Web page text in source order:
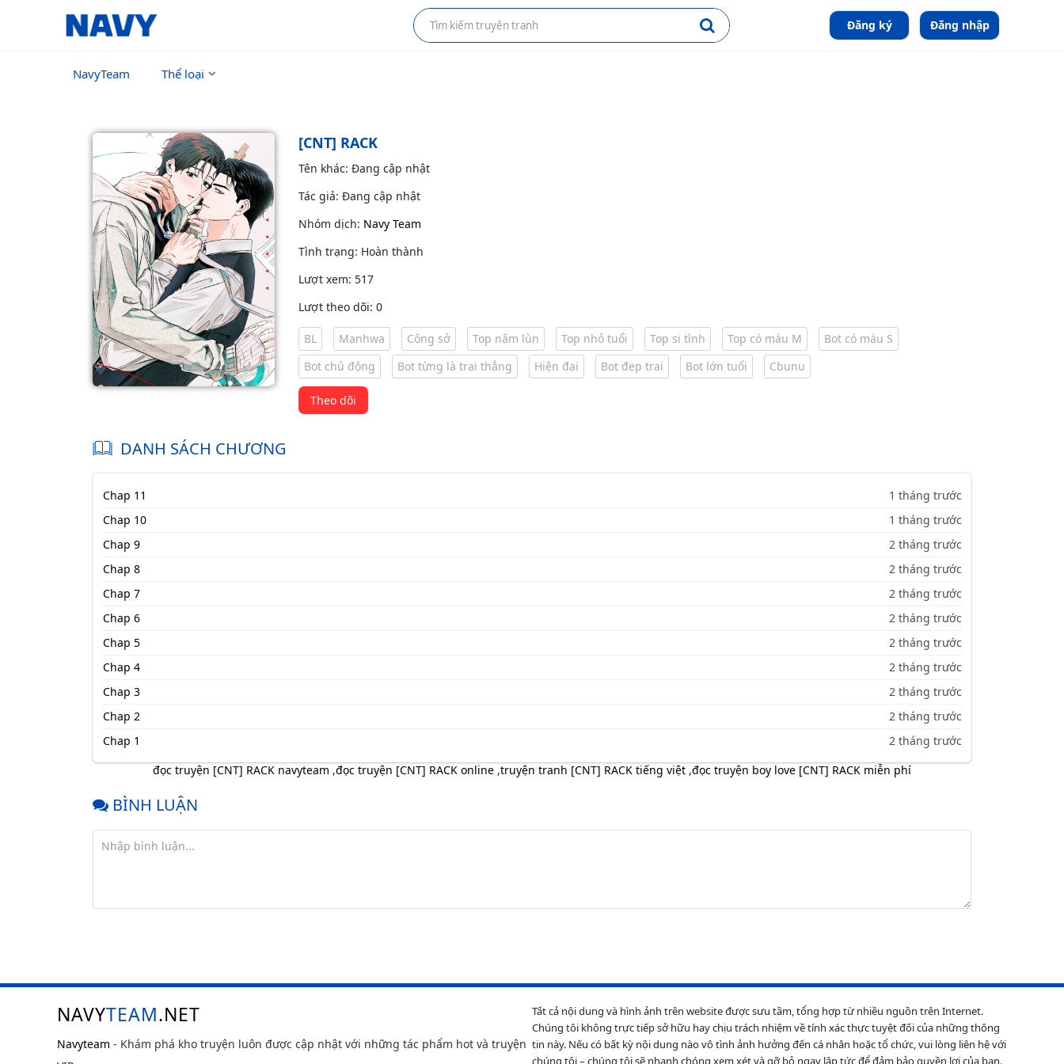
Đăng ký Đăng nhập
NavyTeam Thể loại
[CNT] RACK
Tên khác: Đang cập nhật
Tác giả: Đang cập nhật
Nhóm dịch: Navy Team
Tình trạng: Hoàn thành
Lượt xem: 517
Lượt theo dõi: 0
BL Manhwa Công sở Top nấm lùn Top nhỏ tuổi Top si tình Top có máu M
Bot có máu S
Bot chủ động
Bot từng là trai thẳng Hiện đại Bot đẹp trai Bot lớn tuổi Cbunu
Theo dõi
DANH SÁCH CHƯƠNG
Chap 11
1 tháng trước
Chap 10
1 tháng trước
Chap 9
2 tháng trước
Chap 8
2 tháng trước
Chap 7
2 tháng trước
Chap 6
2 tháng trước
Chap 5
2 tháng trước
Chap 4
2 tháng trước
Chap 3
2 tháng trước
Chap 2
2 tháng trước
Chap 1
2 tháng trước
đọc truyện [CNT] RACK navyteam ,đọc truyện [CNT] RACK online ,truyện tranh [CNT] RACK tiếng việt ,đọc truyện boy love [CNT] RACK miễn phí
BÌNH LUẬN
NAVYTEAM.NET
Navyteam - Khám phá kho truyện luôn được cập nhật với những tác phẩm hot và truyện
Tất cả nội dung và hình ảnh trên website được sưu tầm, tổng hợp từ nhiều nguồn trên Internet.
Chúng tôi không trực tiếp sở hữu hay chịu trách nhiệm về tính xác thực tuyệt đối của những thông
tin này. Nếu có bất kỳ nội dung nào vô tình ảnh hưởng đến cá nhân hoặc tổ chức, vui lòng liên hệ với
chúng tôi – chúng tôi sẽ nhanh chóng xem xét và gỡ bỏ ngay lập tức để đảm bảo quyền lợi của bạn.